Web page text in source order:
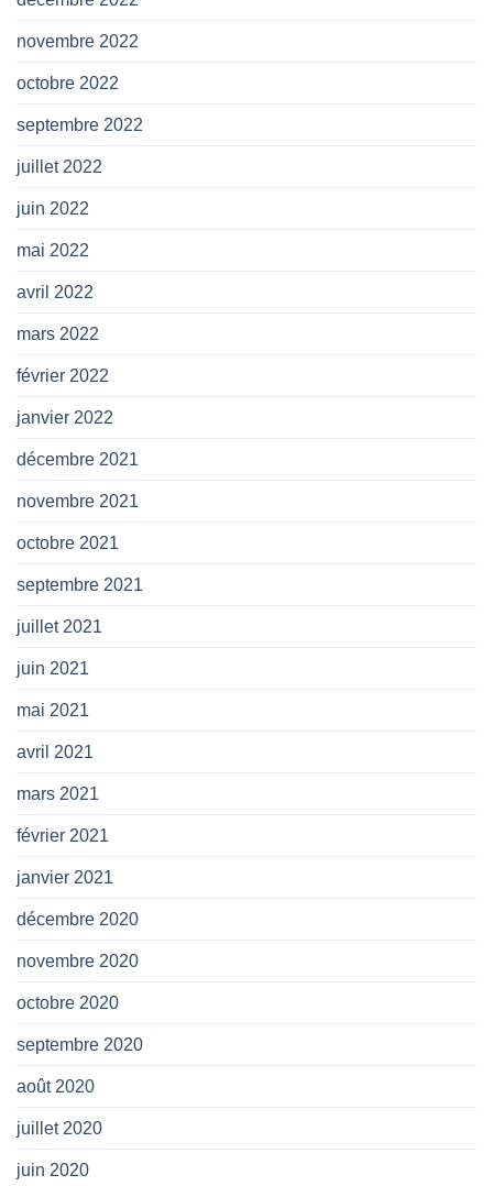
novembre 2022
octobre 2022
septembre 2022
juillet 2022
juin 2022
mai 2022
avril 2022
mars 2022
février 2022
janvier 2022
décembre 2021
novembre 2021
octobre 2021
septembre 2021
juillet 2021
juin 2021
mai 2021
avril 2021
mars 2021
février 2021
janvier 2021
décembre 2020
novembre 2020
octobre 2020
septembre 2020
août 2020
juillet 2020
juin 2020